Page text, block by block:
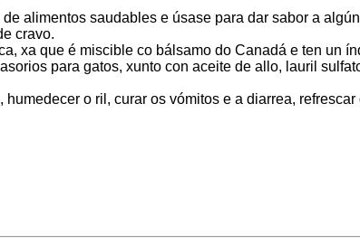
alimentos saudables e úsase para dar sabor a
cravo.
xa que é miscible co bálsamo do Canadá e ten un
para gatos, xunto con aceite de allo, lauril
o ril, curar os vómitos e a diarrea, refrescar